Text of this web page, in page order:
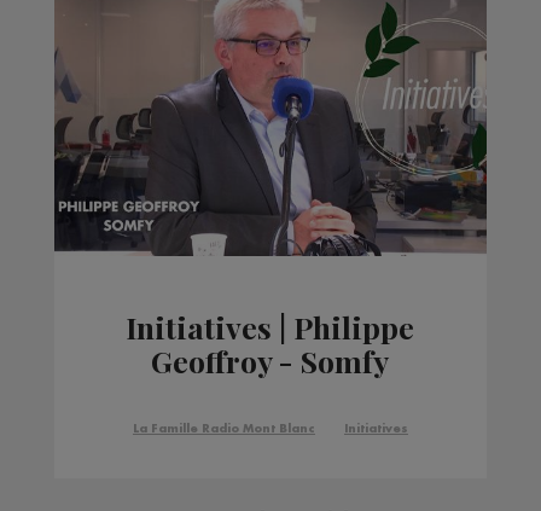
Initiatives | Philippe
Geoffroy - Somfy
La Famille Radio Mont Blanc Initiatives